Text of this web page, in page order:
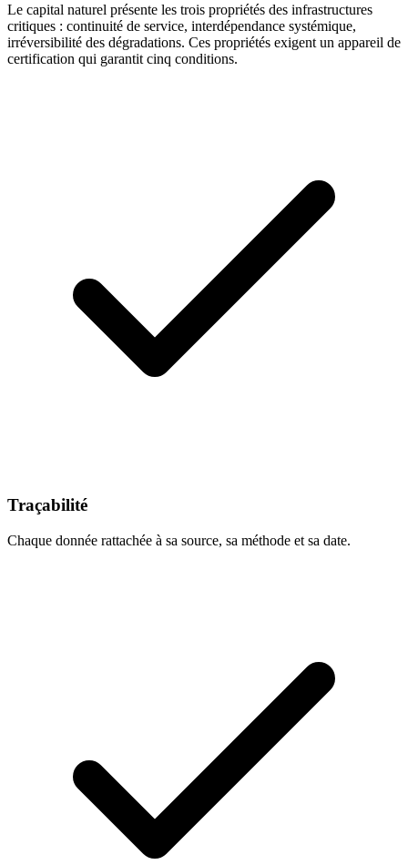
Le capital naturel présente les trois propriétés des infrastructures
critiques : continuité de service, interdépendance systémique,
irréversibilité des dégradations. Ces propriétés exigent un appareil de
certification qui garantit cinq conditions.
Traçabilité
Chaque donnée rattachée à sa source, sa méthode et sa date.